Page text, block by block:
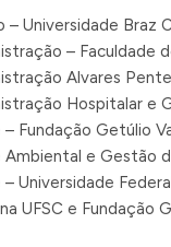
– Universidade Braz
– Faculdade
Alvares
Hospitalar e
– Fundação Getúlio
Ambiental e Gestão
– Universidade
UFSC e Fundação